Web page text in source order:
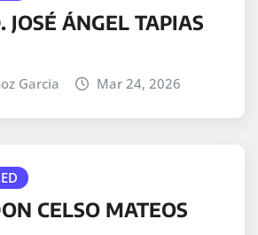
JOSÉ ÁNGEL TAPIAS
Garcia Mar 24, 2026
CELSO MATEOS